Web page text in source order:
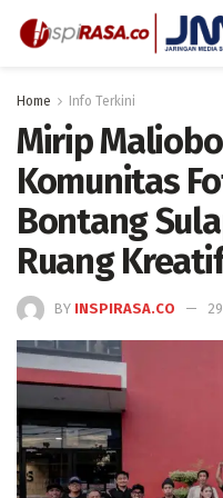
Home Info Terkini
Mirip
Komunitas
Bontang
Ruang
BY INSPIRASA.CO